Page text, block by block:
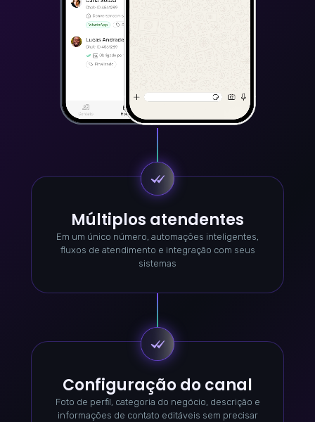
Múltiplos atendentes
Em um único número, automações inteligentes,
fluxos de atendimento e integração com seus
sistemas
Configuração do canal
Foto de perfil, categoria do negócio, descrição e
informações de contato editáveis sem precisar